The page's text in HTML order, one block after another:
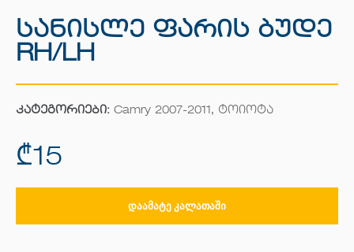
Სანისლე Ფარის Ბუდე
RH/LH
კატეგორიები: Camry 2007-2011 , ტოიოტა
₾15
ᲓᲐᲐᲛᲐᲢᲔ ᲙᲐᲚᲐᲗᲐᲨᲘ